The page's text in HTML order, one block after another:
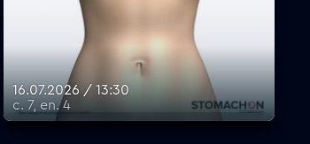
16.07.2026 / 13:30
с. 7, еп. 4